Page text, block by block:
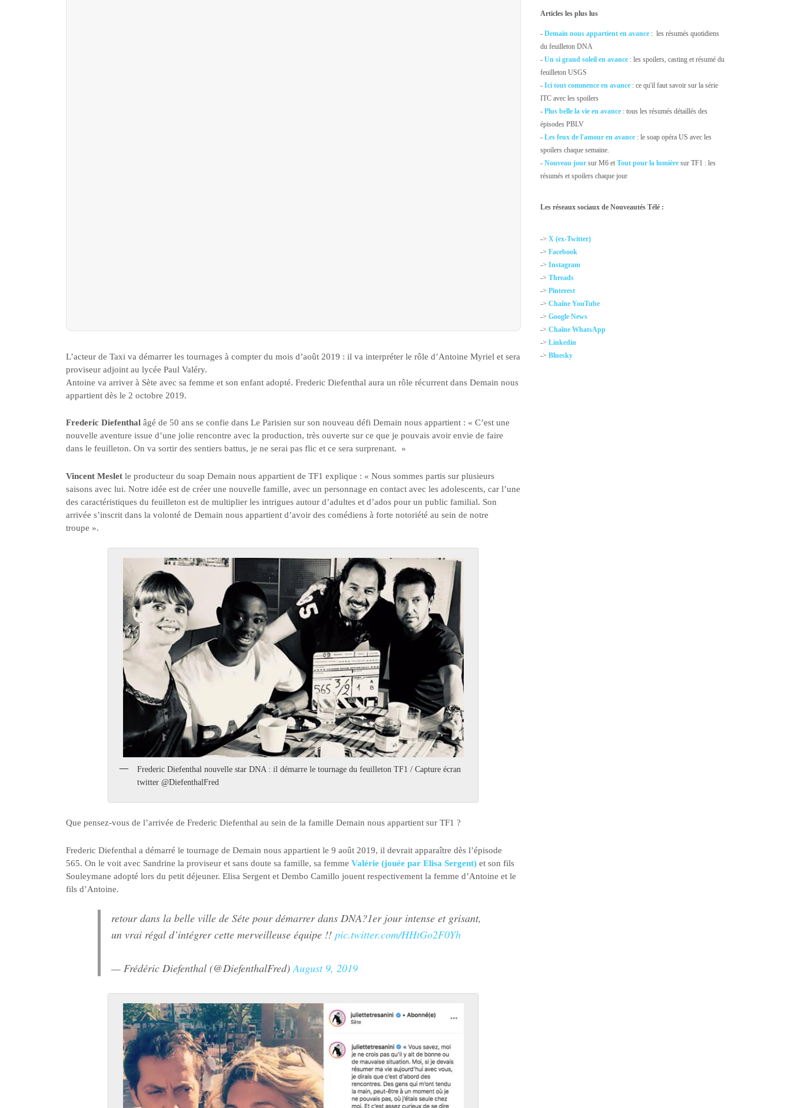
L’acteur de Taxi va démarrer les tournages à compter du mois d’août 2019 : il va interpréter le rôle d’Antoine Myriel et sera
proviseur adjoint au lycée Paul Valéry.
Antoine va arriver à Sète avec sa femme et son enfant adopté. Frederic Diefenthal aura un rôle récurrent dans Demain nous
appartient dès le 2 octobre 2019.
Frederic Diefenthal âgé de 50 ans se confie dans Le Parisien sur son nouveau défi Demain nous appartient : « C’est une
nouvelle aventure issue d’une jolie rencontre avec la production, très ouverte sur ce que je pouvais avoir envie de faire
dans le feuilleton. On va sortir des sentiers battus, je ne serai pas flic et ce sera surprenant. »
Vincent Meslet le producteur du soap Demain nous appartient de TF1 explique : « Nous sommes partis sur plusieurs
saisons avec lui. Notre idée est de créer une nouvelle famille, avec un personnage en contact avec les adolescents, car l’une
des caractéristiques du feuilleton est de multiplier les intrigues autour d’adultes et d’ados pour un public familial. Son
arrivée s’inscrit dans la volonté de Demain nous appartient d’avoir des comédiens à forte notoriété au sein de notre
troupe ».
Frederic Diefenthal nouvelle star DNA : il démarre le tournage du feuilleton TF1 / Capture écran
twitter @DiefenthalFred
Que pensez-vous de l’arrivée de Frederic Diefenthal au sein de la famille Demain nous appartient sur TF1 ?
Frederic Diefenthal a démarré le tournage de Demain nous appartient le 9 août 2019, il devrait apparaître dès l’épisode
565. On le voit avec Sandrine la proviseur et sans doute sa famille, sa femme Valérie (jouée par Elisa Sergent) et son fils
Souleymane adopté lors du petit déjeuner. Elisa Sergent et Dembo Camillo jouent respectivement la femme d’Antoine et le
fils d’Antoine.
retour dans la belle ville de Séte pour démarrer dans DNA?1er jour intense et grisant,
un vrai régal d’intégrer cette merveilleuse équipe !! pic.twitter.com/HHtGo2F0Yh
— Frédéric Diefenthal (@DiefenthalFred)August 9, 2019
Articles les plus lus
-Demain nous appartient en avance : les résumés quotidiens
du feuilleton DNA
-Un si grand soleil en avance : les spoilers, casting et résumé du
feuilleton USGS
-Ici tout commence en avance : ce qu'il faut savoir sur la série
ITC avec les spoilers
- Plus belle la vie en avance : tous les résumés détaillés des
épisodes PBLV
-Les feux de l'amour en avance : le soap opéra US avec les
spoilers chaque semaine.
-Nouveau jour sur M6 etTout pour la lumière sur TF1 : les
résumés et spoilers chaque jour
Les réseaux sociaux de Nouveautés Télé :
->X (ex-Twitter)
->Facebook
->Instagram
->Threads
->Pinterest
->Chaîne YouTube
->Google News
->Chaîne WhatsApp
->Linkedin
->Bluesky